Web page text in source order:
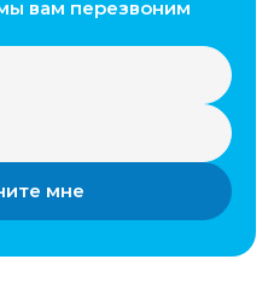
вам перезвоним
мне